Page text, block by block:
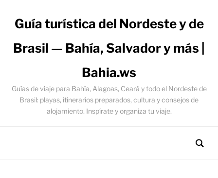
Guía turística del Nordeste y de
Brasil — Bahía, Salvador y más |
Bahia.ws
Guías de viaje para Bahía, Alagoas, Ceará y todo el Nordeste de
Brasil: playas, itinerarios preparados, cultura y consejos de
alojamiento. Inspírate y organiza tu viaje.